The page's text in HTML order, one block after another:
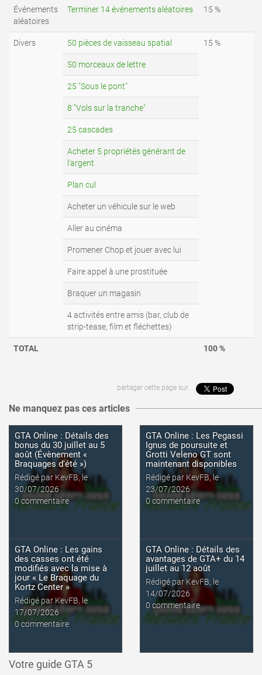
Événements
aléatoires
Terminer 14 événements aléatoires 15 %
Divers 50 pièces de vaisseau spatial 15 %
50 morceaux de lettre
25 "Sous le pont"
8 "Vols sur la tranche"
25 cascades
Acheter 5 propriétés générant de
l'argent
Plan cul
Acheter un véhicule sur le web
Aller au cinéma
Promener Chop et jouer avec lui
Faire appel à une prostituée
Braquer un magasin
4 activités entre amis (bar, club de
strip-tease, film et fléchettes)
TOTAL 100 %
partager cette page sur
Ne manquez pas ces articles
GTA Online : Détails des
bonus du 30 juillet au 5
août (Évènement «
Braquages d'été »)
Rédigé par KevFB, le
30/07/2026
0 commentaire
GTA Online : Les Pegassi
Ignus de poursuite et
Grotti Veleno GT sont
maintenant disponibles
Rédigé par KevFB, le
23/07/2026
0 commentaire
lire l'article
GTA Online : Les gains
des casses ont été
modifiés avec la mise à
jour « Le Braquage du
Kortz Center »
Rédigé par KevFB, le
17/07/2026
0 commentaire
lire l'article
GTA Online : Détails des
avantages de GTA+ du 14
juillet au 12 août
Rédigé par KevFB, le
14/07/2026
0 commentaire
Votre guide GTA 5